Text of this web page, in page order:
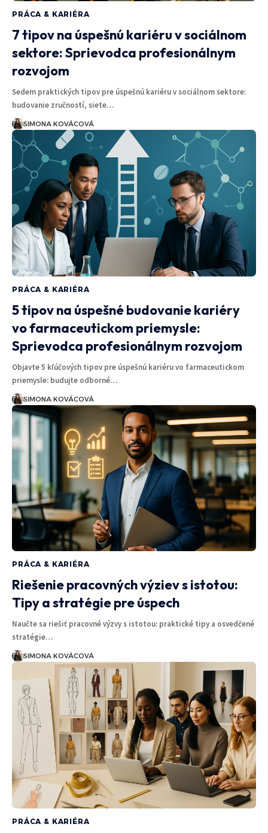
PRÁCA & KARIÉRA
7 tipov na úspešnú kariéru v sociálnom
sektore: Sprievodca profesionálnym
rozvojom
Sedem praktických tipov pre úspešnú kariéru v sociálnom sektore:
budovanie zručností, siete…
SIMONA KOVÁCOVÁ
PRÁCA & KARIÉRA
5 tipov na úspešné budovanie kariéry
vo farmaceutickom priemysle:
Sprievodca profesionálnym rozvojom
Objavte 5 kľúčových tipov pre úspešnú kariéru vo farmaceutickom
priemysle: budujte odborné…
SIMONA KOVÁCOVÁ
PRÁCA & KARIÉRA
Riešenie pracovných výziev s istotou:
Tipy a stratégie pre úspech
Naučte sa riešiť pracovné výzvy s istotou: praktické tipy a osvedčené
stratégie…
SIMONA KOVÁCOVÁ
PRÁCA & KARIÉRA